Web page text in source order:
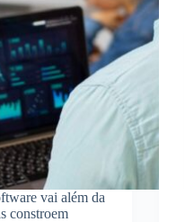
vai além da
constroem